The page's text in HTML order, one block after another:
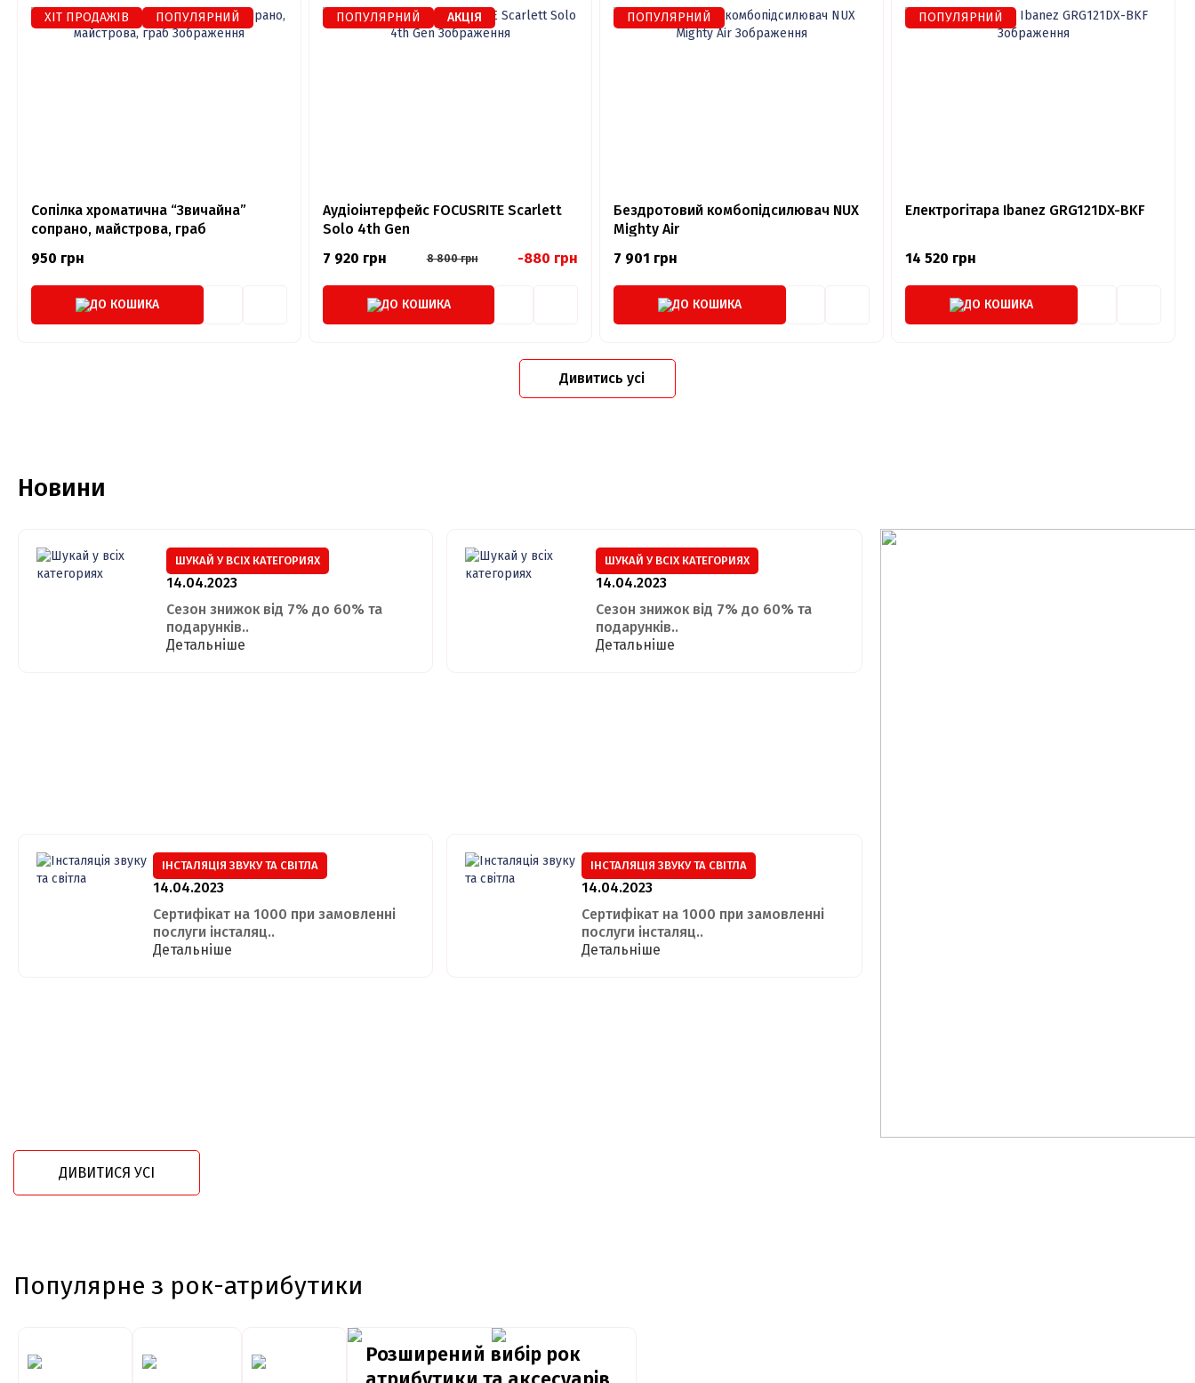
ХІТ ПРОДАЖІВ ПОПУЛЯРНИЙ
Сопілка хроматична “Звичайна”
сопрано, майстрова, граб
950 грн
ДО КОШИКА
ПОПУЛЯРНИЙ АКЦІЯ
Аудіоінтерфейс FOCUSRITE Scarlett
Solo 4th Gen
7 920 грн
8 800 грн -880 грн
ДО КОШИКА
ПОПУЛЯРНИЙ
Бездротовий комбопідсилювач NUX
Mighty Air
7 901 грн
ДО КОШИКА
ПОПУЛЯРНИЙ
Електрогітара Ibanez‎‎ GRG121DX-BKF
14 520 грн
ДО КОШИКА
Дивитись усі
Новини
ШУКАЙ У ВСІХ КАТЕГОРИЯХ
14.04.2023
Сезон знижок від 7% до 60% та
подарунків..
Детальніше
ШУКАЙ У ВСІХ КАТЕГОРИЯХ
14.04.2023
Сезон знижок від 7% до 60% та
подарунків..
Детальніше
ІНСТАЛЯЦІЯ ЗВУКУ ТА СВІТЛА
14.04.2023
Сертифікат на 1000 при замовленні
послуги інсталяц..
Детальніше
ІНСТАЛЯЦІЯ ЗВУКУ ТА СВІТЛА
14.04.2023
Сертифікат на 1000 при замовленні
послуги інсталяц..
Детальніше
ДИВИТИСЯ УСІ
Популярне з рок-атрибутики
Розширений вибір рок